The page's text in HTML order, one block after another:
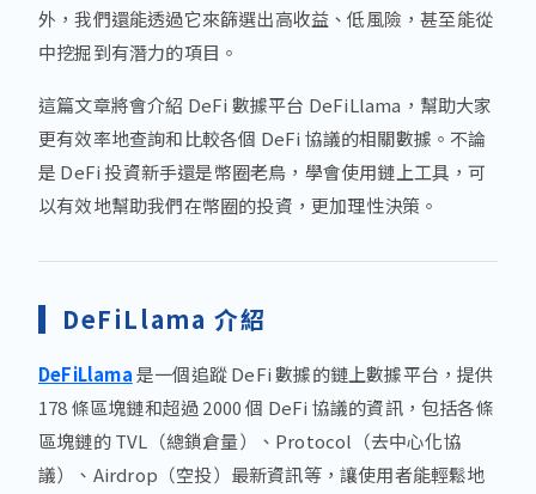
外，我們還能透過它來篩選出高收益、低風險，甚至能從
中挖掘到有潛力的項目。
這篇文章將會介紹 DeFi 數據平台 DeFiLlama，幫助大家
更有效率地查詢和比較各個 DeFi 協議的相關數據。不論
是 DeFi 投資新手還是幣圈老鳥，學會使用鏈上工具，可
以有效地幫助我們在幣圈的投資，更加理性決策。
DeFiLlama 介紹
DeFiLlama是一個追蹤 DeFi 數據的鏈上數據平台，提供
178 條區塊鏈和超過 2000 個 DeFi 協議的資訊，包括各條
區塊鏈的 TVL（總鎖倉量）、Protocol（去中心化協
議）、Airdrop（空投）最新資訊等，讓使用者能輕鬆地